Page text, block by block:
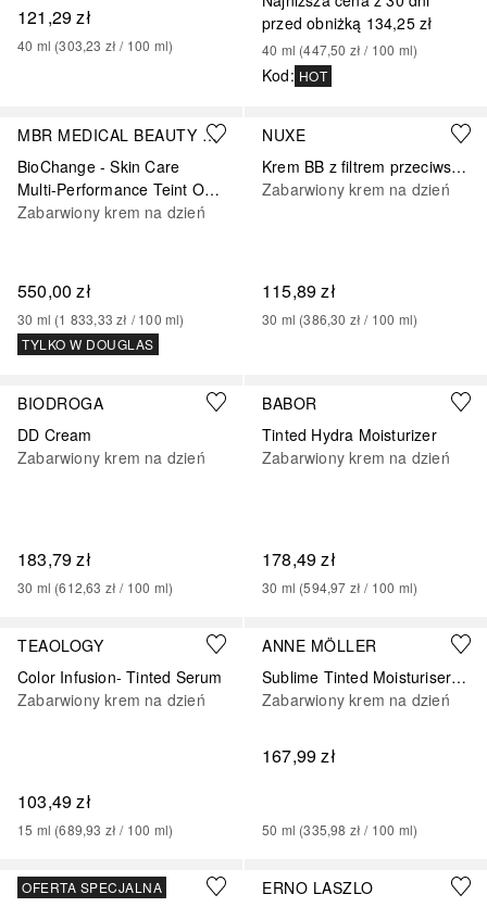
121,29 zł
40 ml (303,23 zł / 100 ml)
przed obniżką 134,25 zł
40 ml (447,50 zł / 100 ml)
Kod: HOT
MBR MEDICAL BEAUTY RESEARCH
BioChange - Skin Care
Multi-Performance Teint Optimizer
Zabarwiony krem na dzień
550,00 zł
30 ml (1 833,33 zł / 100 ml)
TYLKO W DOUGLAS
NUXE
Krem BB z filtrem przeciwsłonecznym i właściwościami nawilżającymi – odcień ciemny
Zabarwiony krem na dzień
115,89 zł
30 ml (386,30 zł / 100 ml)
BIODROGA
DD Cream
Zabarwiony krem na dzień
183,79 zł
30 ml (612,63 zł / 100 ml)
BABOR
Tinted Hydra Moisturizer
Zabarwiony krem na dzień
178,49 zł
30 ml (594,97 zł / 100 ml)
TEAOLOGY
Color Infusion- Tinted Serum
Zabarwiony krem na dzień
103,49 zł
15 ml (689,93 zł / 100 ml)
ANNE MÖLLER
Sublime Tinted Moisturiser Spf50
Zabarwiony krem na dzień
167,99 zł
50 ml (335,98 zł / 100 ml)
MAC
OFERTA SPECJALNA
ERNO LASZLO